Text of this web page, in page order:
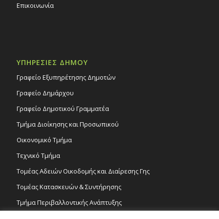
Επικοινωνία
ΥΠΗΡΕΣΙΕΣ ΔΗΜΟΥ
Γραφείο Εξυπηρέτησης Δημοτών
Γραφείο Δημάρχου
Γραφείο Δημοτικού Γραμματέα
Τμήμα Διοίκησης και Προσωπικού
Οικονομικό Τμήμα
Τεχνικό Τμήμα
Τομέας Αδειών Οικοδομής και Διαίρεσης Γης
Τομέας Κατασκευών & Συντήρησης
Τμήμα Περιβαλλοντικής Ανάπτυξης